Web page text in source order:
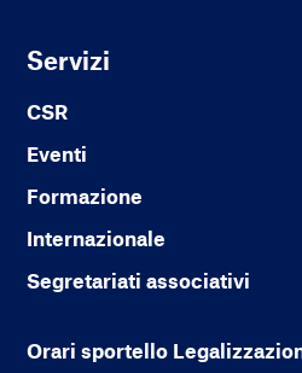
Servizi
CSR
Eventi
Formazione
Internazionale
Segretariati associativi
Orari sportello